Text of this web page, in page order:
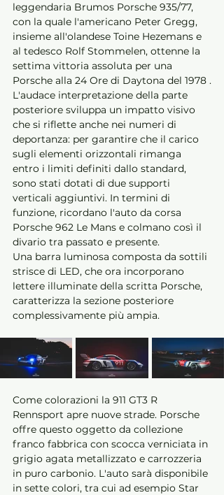
leggendaria Brumos Porsche 935/77,
con la quale l'americano Peter Gregg,
insieme all'olandese Toine Hezemans e
al tedesco Rolf Stommelen, ottenne la
settima vittoria assoluta per una
Porsche alla 24 Ore di Daytona del 1978 .
L'audace interpretazione della parte
posteriore sviluppa un impatto visivo
che si riflette anche nei numeri di
deportanza: per garantire che il carico
sugli elementi orizzontali rimanga
entro i limiti definiti dallo standard,
sono stati dotati di due supporti
verticali aggiuntivi. In termini di
funzione, ricordano l'auto da corsa
Porsche 962 Le Mans e colmano così il
divario tra passato e presente.
Una barra luminosa composta da sottili
strisce di LED, che ora incorporano
lettere illuminate della scritta Porsche,
caratterizza la sezione posteriore
complessivamente più ampia.
Come colorazioni la 911 GT3 R
Rennsport apre nuove strade. Porsche
offre questo oggetto da collezione
franco fabbrica con scocca verniciata in
grigio agata metallizzato e carrozzeria
in puro carbonio. L'auto sarà disponibile
in sette colori, tra cui ad esempio Star